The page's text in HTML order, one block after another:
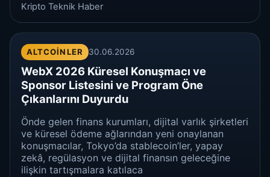
Kripto Teknik Haber
ALTCOINLER 30.06.2026
WebX 2026 Küresel Konuşmacı ve
Sponsor Listesini ve Program Öne
Çıkanlarını Duyurdu
Önde gelen finans kurumları, dijital varlık şirketleri
ve küresel ödeme ağlarından yeni onaylanan
konuşmacılar, Tokyo’da stablecoin’ler, yapay
zekâ, regülasyon ve dijital finansın geleceğine
ilişkin tartışmalara katılaca